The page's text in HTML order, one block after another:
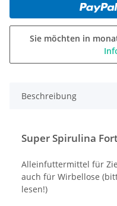
Sie möchten in
Beschreibung
Super Spirulina
Alleinfuttermittel für
auch für Wirbellose
lesen!)